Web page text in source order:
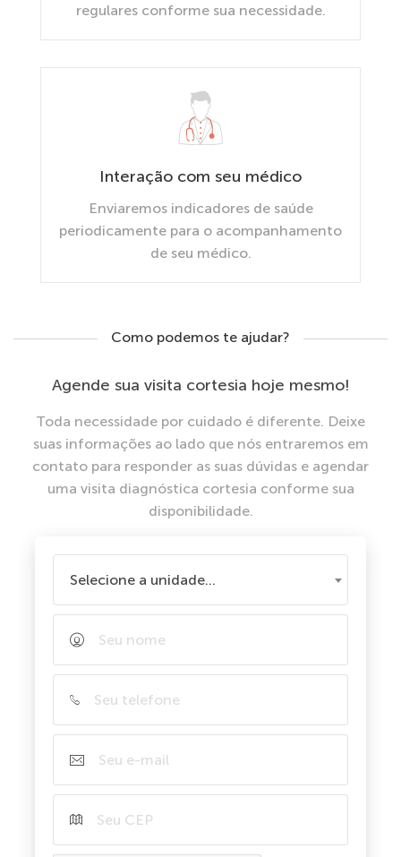
regulares conforme sua necessidade.
Interação com seu médico
Enviaremos indicadores de saúde
periodicamente para o acompanhamento
de seu médico.
Como podemos te ajudar?
Agende sua visita cortesia hoje mesmo!
Toda necessidade por cuidado é diferente. Deixe
suas informações ao lado que nós entraremos em
contato para responder as suas dúvidas e agendar
uma visita diagnóstica cortesia conforme sua
disponibilidade.
Selecione a unidade...